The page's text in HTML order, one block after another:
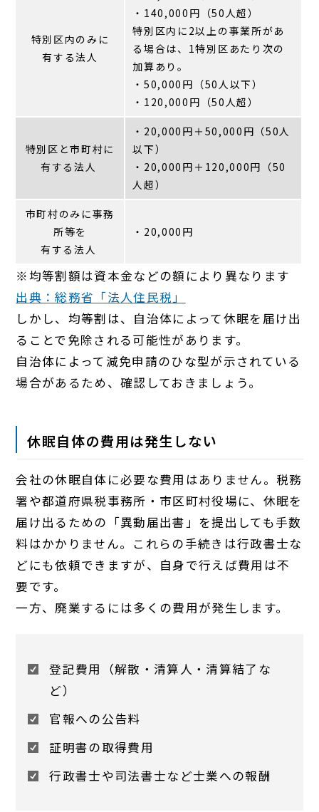
特別区内のみに
有する法人
・140,000円（50人超）
特別区内に2以上の事業所があ
る場合は、1特別区あたり次の
加算あり。
・50,000円（50人以下）
・120,000円（50人超）
特別区と市町村に
有する法人
・20,000円＋50,000円（50人
以下）
・20,000円＋120,000円（50
人超）
市町村のみに事務
所等を
有する法人
・20,000円
※均等割額は資本金などの額により異なります
出典：総務省「法人住民税」
しかし、均等割は、自治体によって休眠を届け出
ることで免除される可能性があります。
自治体によって減免申請のひな型が示されている
場合があるため、確認しておきましょう。
休眠自体の費用は発生しない
会社の休眠自体に必要な費用はありません。税務
署や都道府県税事務所・市区町村役場に、休眠を
届け出るための「異動届出書」を提出しても手数
料はかかりません。これらの手続きは行政書士な
どにも依頼できますが、自身で行えば費用は不
要です。
一方、廃業するには多くの費用が発生します。
登記費用（解散・清算人・清算結了な
ど）
官報への公告料
証明書の取得費用
行政書士や司法書士など士業への報酬